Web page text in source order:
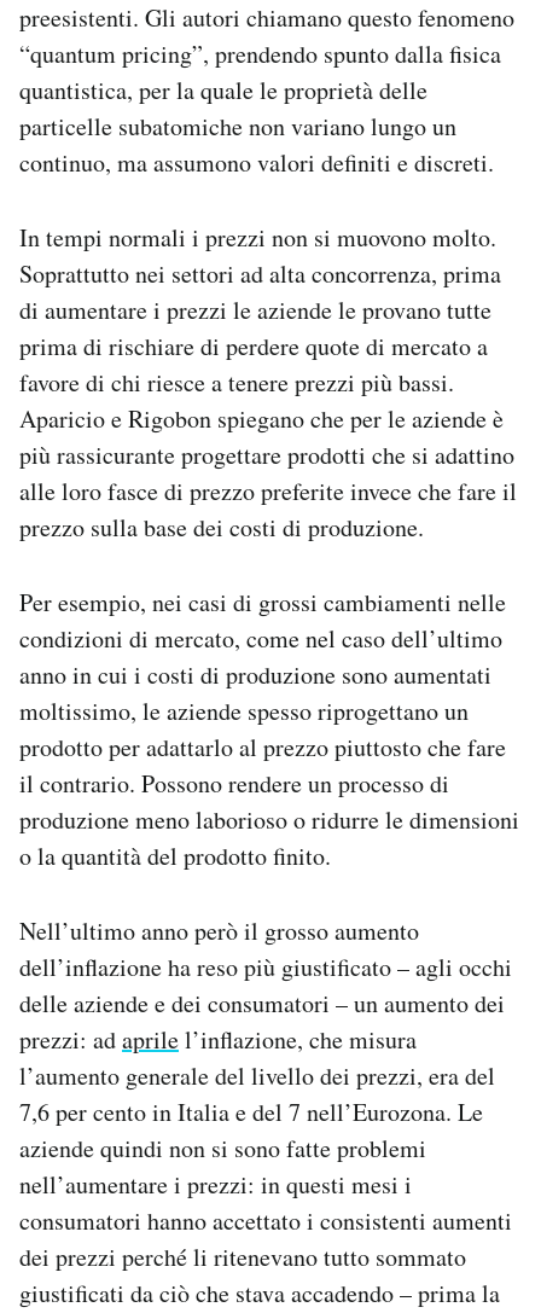
preesistenti. Gli autori chiamano questo fenomeno
“quantum pricing”, prendendo spunto dalla fisica
quantistica, per la quale le proprietà delle
particelle subatomiche non variano lungo un
continuo, ma assumono valori definiti e discreti.
In tempi normali i prezzi non si muovono molto.
Soprattutto nei settori ad alta concorrenza, prima
di aumentare i prezzi le aziende le provano tutte
prima di rischiare di perdere quote di mercato a
favore di chi riesce a tenere prezzi più bassi.
Aparicio e Rigobon spiegano che per le aziende è
più rassicurante progettare prodotti che si adattino
alle loro fasce di prezzo preferite invece che fare il
prezzo sulla base dei costi di produzione.
Per esempio, nei casi di grossi cambiamenti nelle
condizioni di mercato, come nel caso dell’ultimo
anno in cui i costi di produzione sono aumentati
moltissimo, le aziende spesso riprogettano un
prodotto per adattarlo al prezzo piuttosto che fare
il contrario. Possono rendere un processo di
produzione meno laborioso o ridurre le dimensioni
o la quantità del prodotto finito.
Nell’ultimo anno però il grosso aumento
dell’inflazione ha reso più giustificato – agli occhi
delle aziende e dei consumatori – un aumento dei
prezzi: adaprilel’inflazione, che misura
l’aumento generale del livello dei prezzi, era del
7,6 per cento in Italia e del 7 nell’Eurozona. Le
aziende quindi non si sono fatte problemi
nell’aumentare i prezzi: in questi mesi i
consumatori hanno accettato i consistenti aumenti
dei prezzi perché li ritenevano tutto sommato
giustificati da ciò che stava accadendo – prima la